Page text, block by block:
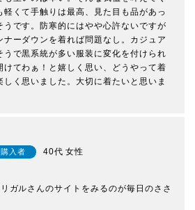
くて手触りは最高、見た目も品があっ
です。防寒的にはやや心許ないですが
ーダウンを着れば問題なし。カジュア
うで黒系統が多い服装に変化を付けられ
けてわぁ！と嬉しく思い、どうやって着
しく思いました。大切に着たいと思いま
購入者 40代 女性
ガルさんのサイトをみるのが毎日のささ